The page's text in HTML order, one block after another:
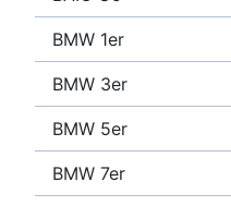
BMW 1er
BMW 3er
BMW 5er
BMW 7er